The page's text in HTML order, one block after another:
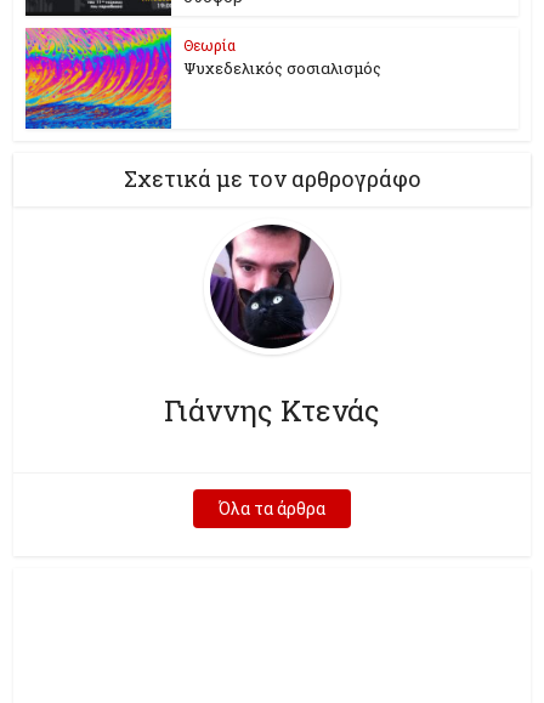
Θεωρία
Ψυχεδελικός σοσιαλισμός
Σχετικά με τον αρθρογράφο
Γιάννης Κτενάς
Όλα τα άρθρα